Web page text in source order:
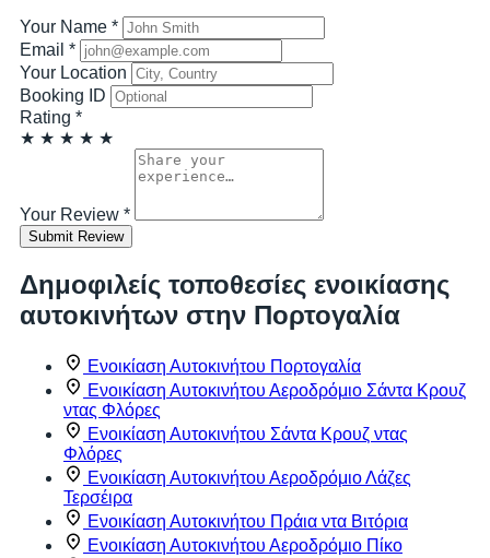
Your Name *
Email *
Your Location
Booking ID
Rating *
★ ★ ★ ★ ★
Your Review *
Submit Review
Δημοφιλείς τοποθεσίες ενοικίασης
αυτοκινήτων στην Πορτογαλία
Ενοικίαση Αυτοκινήτου Πορτογαλία
Ενοικίαση Αυτοκινήτου Αεροδρόμιο Σάντα Κρουζ
ντας Φλόρες
Ενοικίαση Αυτοκινήτου Σάντα Κρουζ ντας
Φλόρες
Ενοικίαση Αυτοκινήτου Αεροδρόμιο Λάζες
Τερσέιρα
Ενοικίαση Αυτοκινήτου Πράια ντα Βιτόρια
Ενοικίαση Αυτοκινήτου Αεροδρόμιο Πίκο